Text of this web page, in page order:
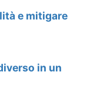
e mitigare
in un